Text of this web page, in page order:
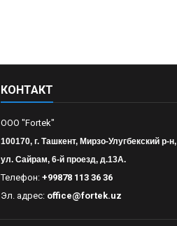
КОНТАКТ
OOO "Fortek"
100170, г. Ташкент, Мирзо-Улугбекский р-н,
ул. Сайрам, 6-й проезд, д.13А.
Телефон: +99878 113 36 36
Эл. адрес: office@fortek.uz